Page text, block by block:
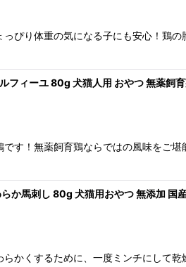
ぴり体重の気になる子にも安心！
フィーユ 80g 犬猫人用 おやつ 無薬飼
す！無薬飼育鶏ならではの風味をご
か馬刺し 80g 犬猫用おやつ 無添加
かくするために、一度ミンチにして